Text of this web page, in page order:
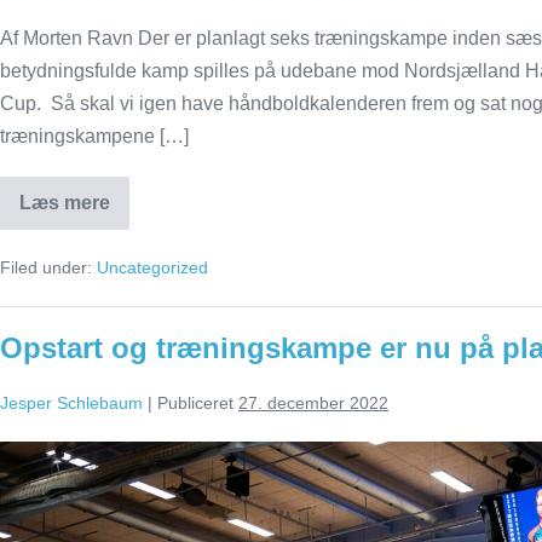
Af Morten Ravn Der er planlagt seks træningskampe inden
betydningsfulde kamp spilles på udebane mod Nordsjælland
Cup. Så skal vi igen have håndboldkalenderen frem og sat
træningskampene […]
Læs mere
Opstart
og
er
på
Filed under: Uncategorized
Opstart og træningskampe er nu på
Jesper Schlebaum | Publiceret 27. december 2022
Opstart
og
træningskampe